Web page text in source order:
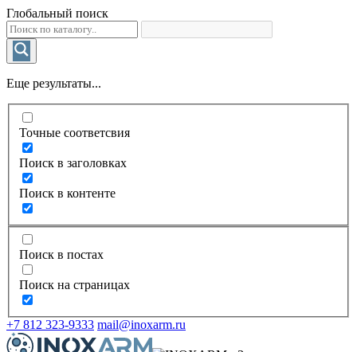
Глобальный поиск
Еще результаты...
Точные соответсвия
Поиск в заголовках
Поиск в контенте
Поиск в постах
Поиск на страницах
+7 812 323-9333 mail@inoxarm.ru